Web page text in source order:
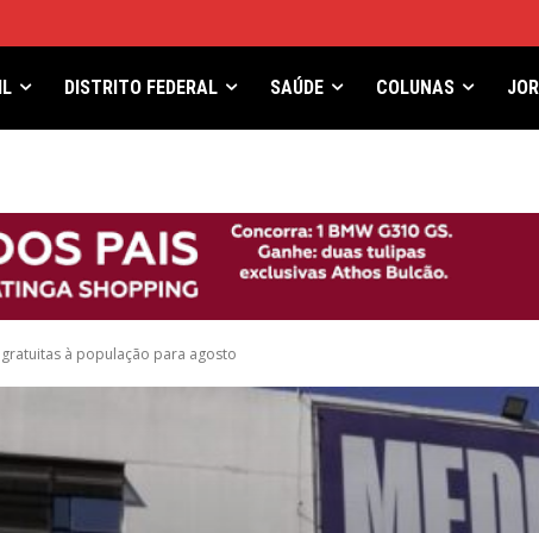
DISTRITO FEDERAL SAÚDE COLUNAS
à população para agosto